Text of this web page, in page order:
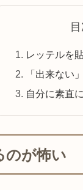
レッテルを
「出来ない
自分に素直
のが怖い